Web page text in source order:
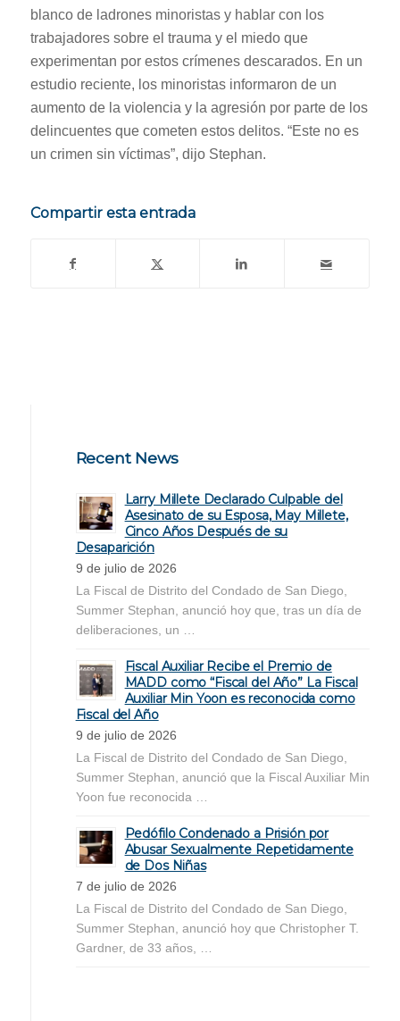
blanco de ladrones minoristas y hablar con los
trabajadores sobre el trauma y el miedo que
experimentan por estos crímenes descarados. En un
estudio reciente, los minoristas informaron de un
aumento de la violencia y la agresión por parte de los
delincuentes que cometen estos delitos. “Este no es
un crimen sin víctimas”, dijo Stephan.
Compartir esta entrada
Recent News
Larry Millete Declarado Culpable del
Asesinato de su Esposa, May Millete,
Cinco Años Después de su
Desaparición
9 de julio de 2026
La Fiscal de Distrito del Condado de San Diego,
Summer Stephan, anunció hoy que, tras un día de
deliberaciones, un …
Fiscal Auxiliar Recibe el Premio de
MADD como “Fiscal del Año” La Fiscal
Auxiliar Min Yoon es reconocida como
Fiscal del Año
9 de julio de 2026
La Fiscal de Distrito del Condado de San Diego,
Summer Stephan, anunció que la Fiscal Auxiliar Min
Yoon fue reconocida …
Pedófilo Condenado a Prisión por
Abusar Sexualmente Repetidamente
de Dos Niñas
7 de julio de 2026
La Fiscal de Distrito del Condado de San Diego,
Summer Stephan, anunció hoy que Christopher T.
Gardner, de 33 años, …